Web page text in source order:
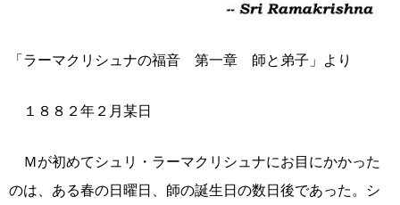
「ラーマクリシュナの福音 第一章 師と弟子」より
１８８２年２月某日
Ｍが初めてシュリ・ラーマクリシュナにお目にかかった
のは、ある春の日曜日、師の誕生日の数日後であった。シ